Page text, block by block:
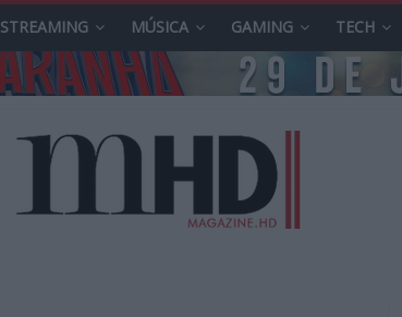
STREAMING MÚSICA GAMING TECH